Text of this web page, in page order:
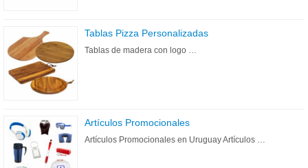
Tablas Pizza Personalizadas
Tablas de madera con logo …
Artículos Promocionales
Artículos Promocionales en Uruguay Artículos …